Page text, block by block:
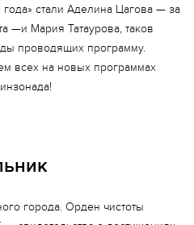
Зоя Берденникова
Мария Татаурова
стали Аделина Цагова — за
—и Мария Татаурова, таков
проводящих программу.
всех на новых программах
города. Орден чистоты